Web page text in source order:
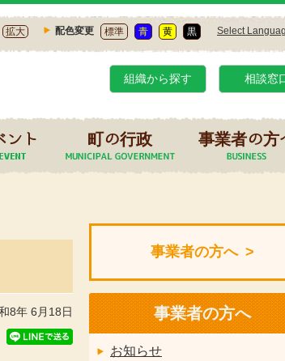
拡大 配色変更 標準 青 黄 黒 Select
組織から探す 相談窓
ント 町の行政 事業者の方
8年 6月18日
事業者の方へ
事業者の方へ
お知らせ